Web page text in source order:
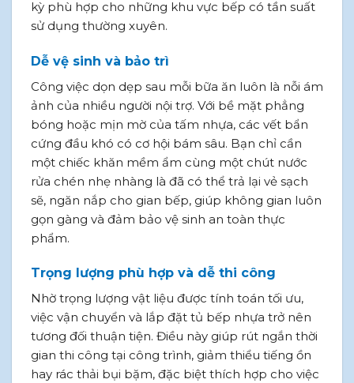
kỳ phù hợp cho những khu vực bếp có tần suất
sử dụng thường xuyên.
Dễ vệ sinh và bảo trì
Công việc dọn dẹp sau mỗi bữa ăn luôn là nỗi ám
ảnh của nhiều người nội trợ. Với bề mặt phẳng
bóng hoặc mịn mờ của tấm nhựa, các vết bẩn
cứng đầu khó có cơ hội bám sâu. Bạn chỉ cần
một chiếc khăn mềm ẩm cùng một chút nước
rửa chén nhẹ nhàng là đã có thể trả lại vẻ sạch
sẽ, ngăn nắp cho gian bếp, giúp không gian luôn
gọn gàng và đảm bảo vệ sinh an toàn thực
phẩm.
Trọng lượng phù hợp và dễ thi công
Nhờ trọng lượng vật liệu được tính toán tối ưu,
việc vận chuyển và lắp đặt tủ bếp nhựa trở nên
tương đối thuận tiện. Điều này giúp rút ngắn thời
gian thi công tại công trình, giảm thiểu tiếng ồn
hay rác thải bụi bặm, đặc biệt thích hợp cho việc